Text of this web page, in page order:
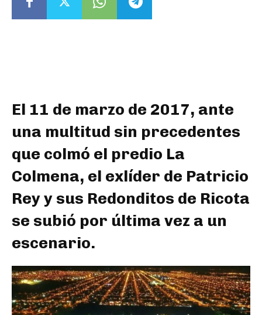
El 11 de marzo de 2017, ante
una multitud sin precedentes
que colmó el predio La
Colmena, el exlíder de Patricio
Rey y sus Redonditos de Ricota
se subió por última vez a un
escenario.